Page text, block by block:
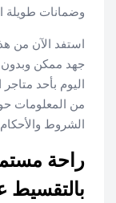
وضمانات طويلة
استفد الآن من
جهد ممكن وبدون
اليوم بأحد
من المعلومات
الشروط
راحة
بالتقسيط